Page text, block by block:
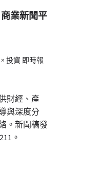
業新聞平
投資 即時報
財經、產
與深度分
。新聞稿發
。